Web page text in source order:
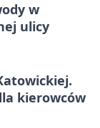
w
ulicy
kierowców